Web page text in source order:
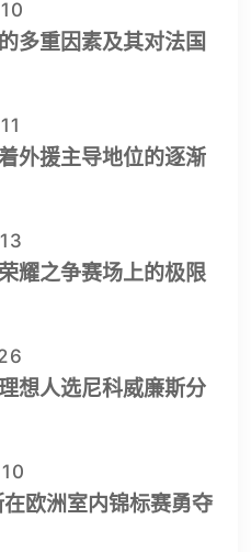
多重因素及其对法国
外援主导地位的逐渐
耀之争赛场上的极限
想人选尼科威廉斯分
欧洲室内锦标赛勇夺